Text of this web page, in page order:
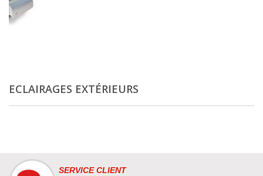
ECLAIRAGES EXTÉRIEURS
SERVICE CLIENT